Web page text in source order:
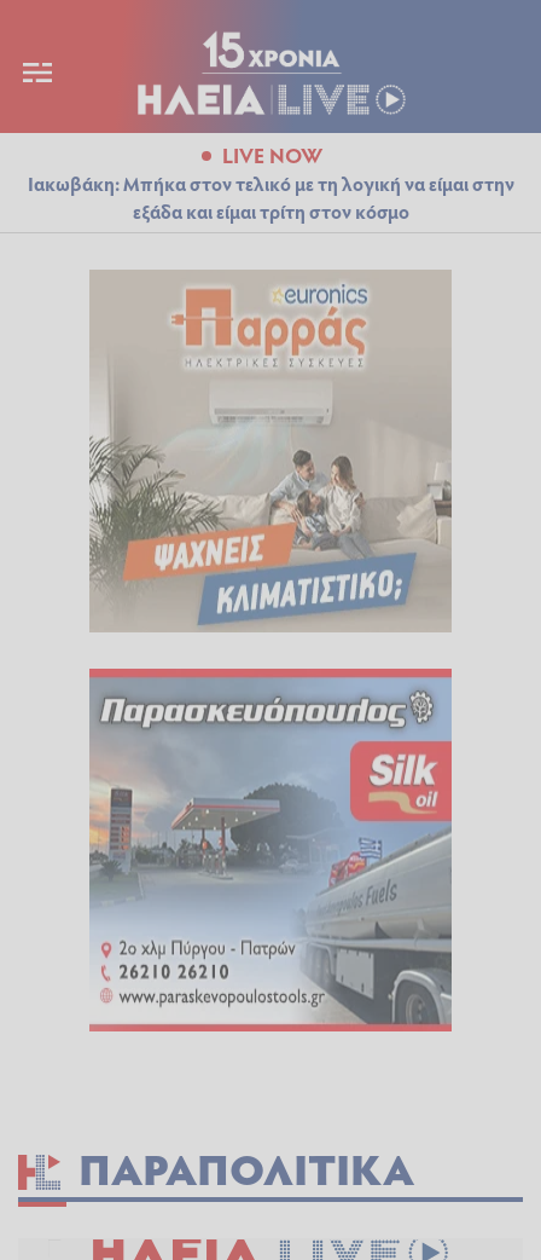
LIVE NOW
Ιακωβάκη: Μπήκα στον τελικό με τη λογική να είμαι στην
εξάδα και είμαι τρίτη στον κόσμο
ΠΑΡΑΠΟΛΙΤΙΚΆ